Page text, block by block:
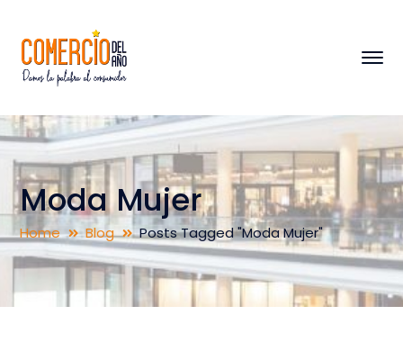
Moda Mujer
Home Blog Posts Tagged "Moda Mujer"